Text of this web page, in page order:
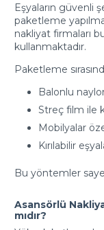
Eşyaların güvenli
paketleme
nakliyat firmaları
kullanmaktadır.
Paketleme
Balonlu
Streç film ile
Mobilyalar
Kırılabilir
Bu yöntemler
Asansörlü
mıdır?